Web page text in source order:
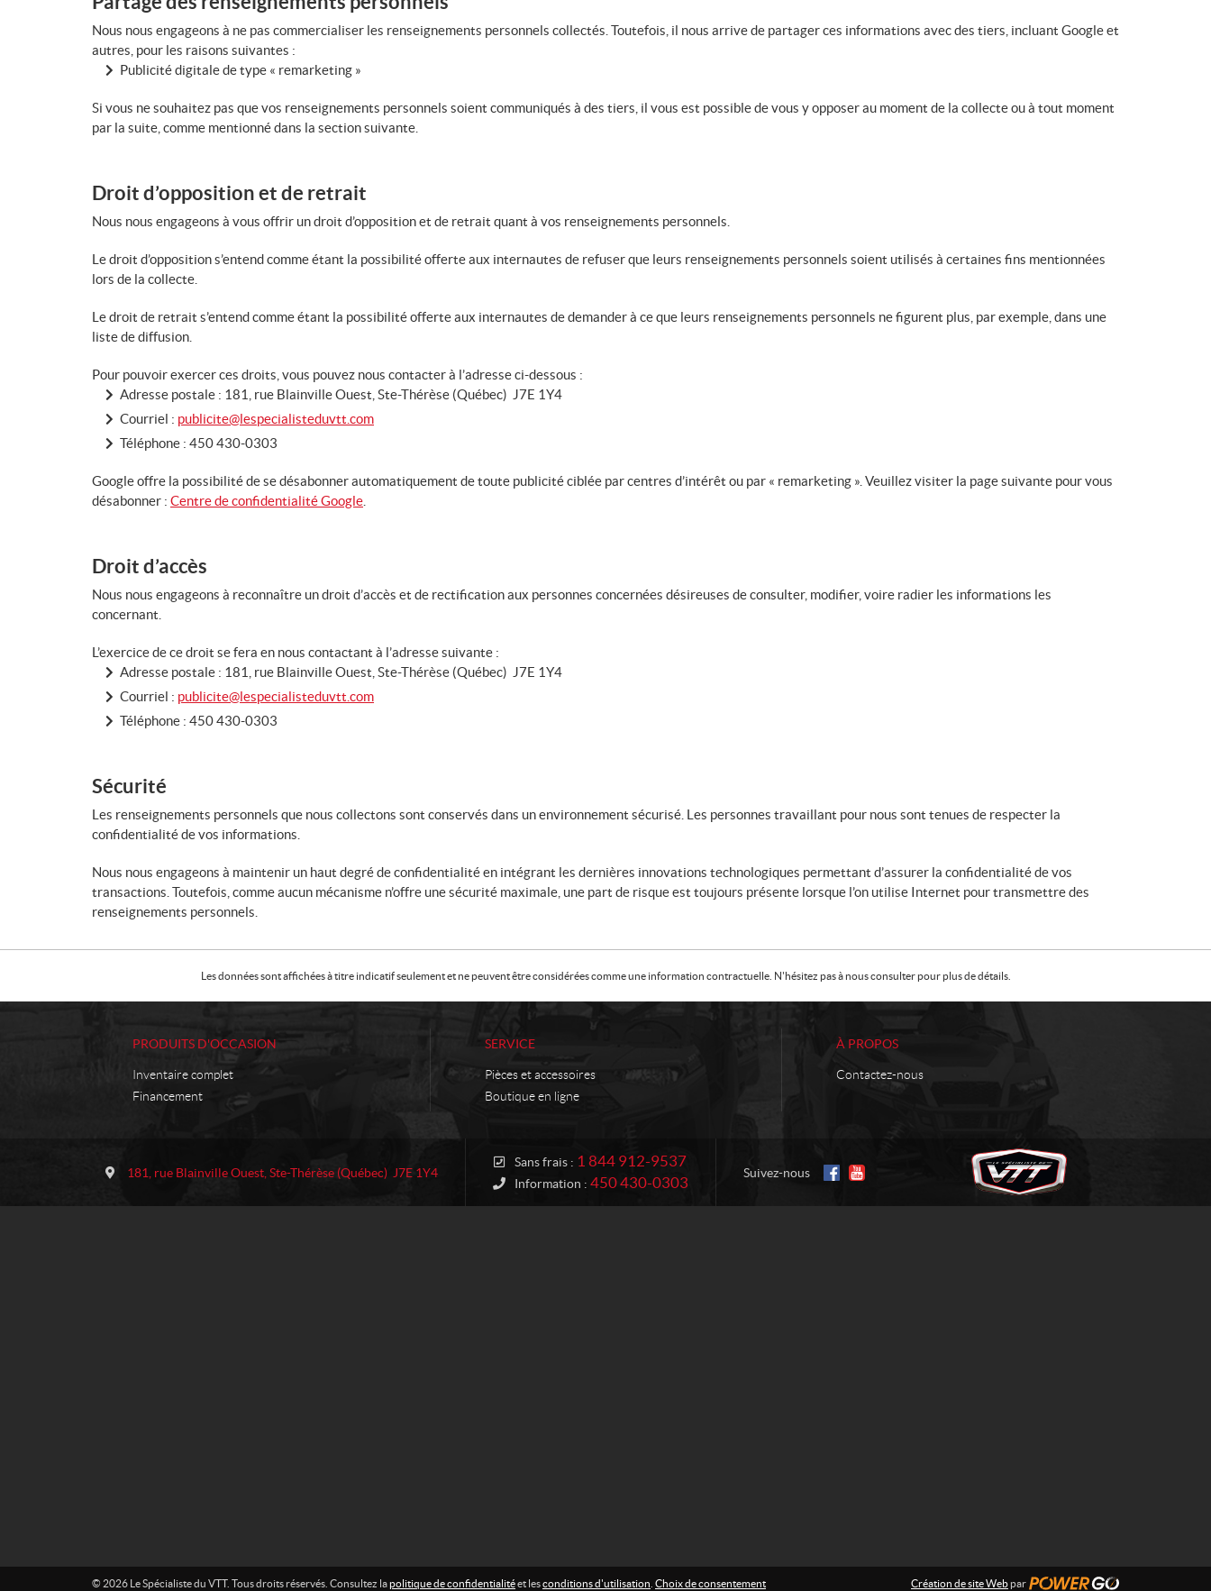
Nous nous engageons à ne pas commercialiser les renseignements personnels collectés. Toutefois, il nous arrive de partager ces informations avec des tiers, incluant Google et
autres, pour les raisons suivantes :
Publicité digitale de type « remarketing »
Si vous ne souhaitez pas que vos renseignements personnels soient communiqués à des tiers, il vous est possible de vous y opposer au moment de la collecte ou à tout moment
par la suite, comme mentionné dans la section suivante.
Droit d’opposition et de retrait
Nous nous engageons à vous offrir un droit d’opposition et de retrait quant à vos renseignements personnels.
Le droit d’opposition s’entend comme étant la possibilité offerte aux internautes de refuser que leurs renseignements personnels soient utilisés à certaines fins mentionnées
lors de la collecte.
Le droit de retrait s’entend comme étant la possibilité offerte aux internautes de demander à ce que leurs renseignements personnels ne figurent plus, par exemple, dans une
liste de diffusion.
Pour pouvoir exercer ces droits, vous pouvez nous contacter à l’adresse ci-dessous :
Adresse postale : 181, rue Blainville Ouest, Ste-Thérèse (Québec) J7E 1Y4
Courriel : publicite@lespecialisteduvtt.com
Téléphone : 450 430-0303
Google offre la possibilité de se désabonner automatiquement de toute publicité ciblée par centres d’intérêt ou par « remarketing ». Veuillez visiter la page suivante pour vous
désabonner : Centre de confidentialité Google
Droit d’accès
Nous nous engageons à reconnaître un droit d’accès et de rectification aux personnes concernées désireuses de consulter, modifier, voire radier les informations les
concernant.
L’exercice de ce droit se fera en nous contactant à l’adresse suivante :
Adresse postale : 181, rue Blainville Ouest, Ste-Thérèse (Québec) J7E 1Y4
Courriel : publicite@lespecialisteduvtt.com
Téléphone : 450 430-0303
Sécurité
Les renseignements personnels que nous collectons sont conservés dans un environnement sécurisé. Les personnes travaillant pour nous sont tenues de respecter la
confidentialité de vos informations.
Nous nous engageons à maintenir un haut degré de confidentialité en intégrant les dernières innovations technologiques permettant d’assurer la confidentialité de vos
transactions. Toutefois, comme aucun mécanisme n’offre une sécurité maximale, une part de risque est toujours présente lorsque l’on utilise Internet pour transmettre des
renseignements personnels.
Les données sont affichées à titre indicatif seulement et ne peuvent être considérées comme une information contractuelle. N'hésitez pas à nous consulter pour plus de détails.
PRODUITS D'OCCASION
Inventaire complet
Financement
SERVICE
Pièces et accessoires
Boutique en ligne
À PROPOS
Contactez-nous
181, rue Blainville Ouest Ste-Thérèse (Québec) J7E 1Y4
Sans frais : 1 844 912-9537
Information : 450 430-0303
Suivez-nous
© 2026 Le Spécialiste du VTT. Tous droits réservés. Consultez lapolitique de confidentialitéet lesconditions d'utilisation Choix de consentement Création de site Webpar